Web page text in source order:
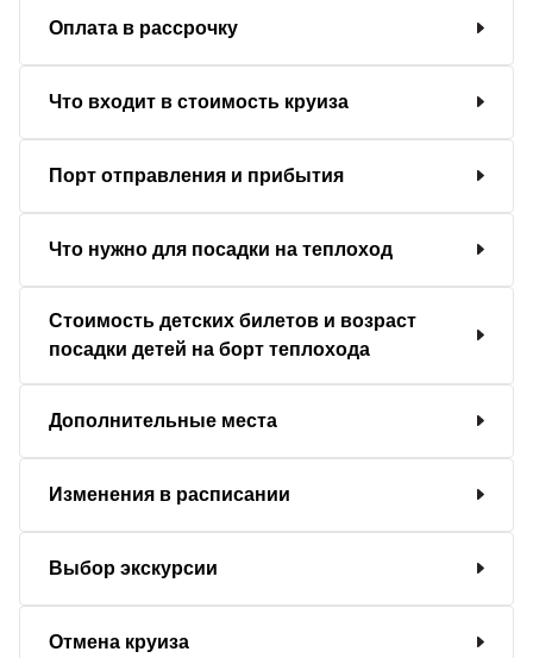
Оплата в рассрочку
Что входит в стоимость круиза
Порт отправления и прибытия
Что нужно для посадки на теплоход
Стоимость детских билетов и возраст
посадки детей на борт теплохода
Дополнительные места
Изменения в расписании
Выбор экскурсии
Отмена круиза